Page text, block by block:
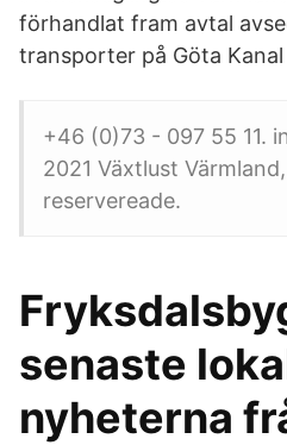
förhandlat fram avtal
transporter på Göta
+46 (0)73 - 097 55 11.
2021 Växtlust
reservereade.
senaste
nyheterna